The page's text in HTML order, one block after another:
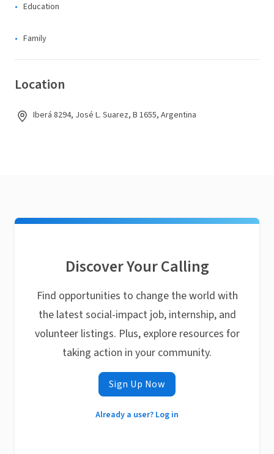
Education
Family
Location
Iberá 8294, José L. Suarez, B 1655, Argentina
Discover Your Calling
Find opportunities to change the world with
the latest social-impact job, internship, and
volunteer listings. Plus, explore resources for
taking action in your community.
Sign Up Now
Already a user? Log in